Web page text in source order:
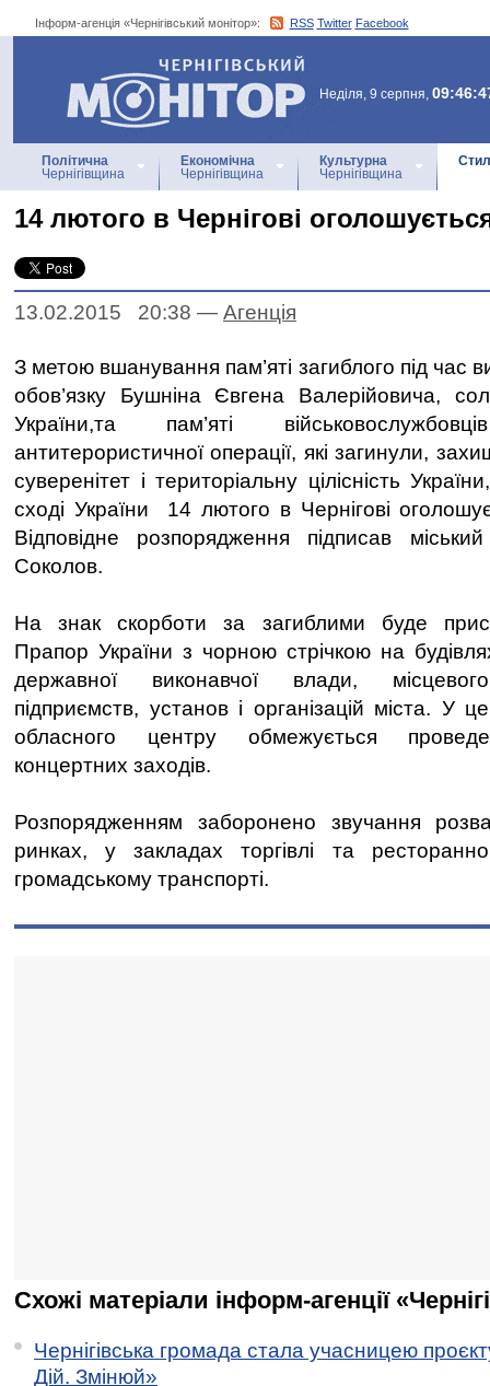
Інформ-агенція «Чернігівський монітор»: RSS Twitter Facebook
Інформ-агенція
«Чернігівський монітор»
Неділя, 9 серпня,
Політична
Чернігівщина
Економічна
Чернігівщина
Культурна
Чернігівщина
14 лютого в Чернігові
13.02.2015 20:38 — Агенцiя
З метою вшанування пам’яті загиблого під час
обов’язку Бушніна Євгена Валерійовича,
України,та пам’яті
антитерористичної операції, які загинули,
суверенітет і територіальну цілісність
сході України 14 лютого в Чернігові
Відповідне розпорядження підписав
Соколов.
На знак скорботи за загиблими буде
Прапор України з чорною стрічкою на
державної виконавчої влади,
підприємств, установ і організацій міста. У
обласного центру обмежується
концертних заходів.
Розпорядженням заборонено звучання
ринках, у закладах торгівлі та
громадському транспорті.
Схожі матеріали інформ-агенції
Чернігівська громада стала учасницею
Дій. Змінюй»